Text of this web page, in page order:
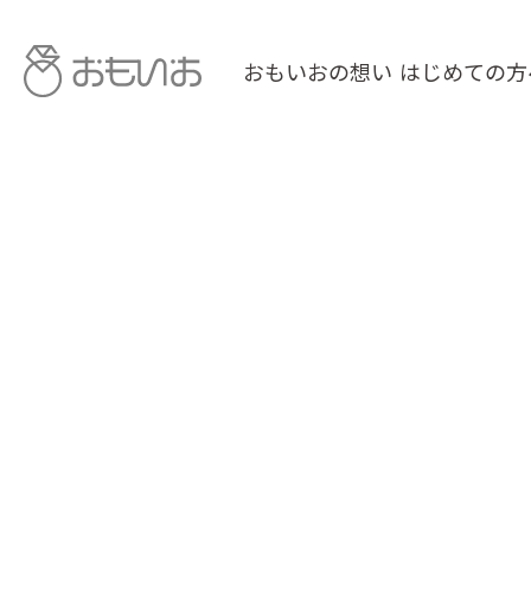
おもいおの想い はじめての